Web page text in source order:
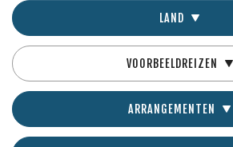
LAND
VOORBEELDREIZEN
ARRANGEMENTEN